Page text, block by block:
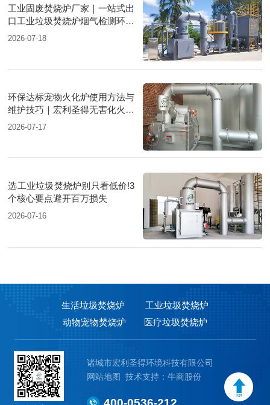
工业固废焚烧炉厂家｜一站式出
口工业垃圾焚烧炉烟气检测环保
达标
2026-07-18
环保达标宠物火化炉使用方法与
维护技巧｜宏利圣得无害化火化
设备科普
2026-07-17
选工业垃圾焚烧炉别只看低价!3
个核心要点避开百万损失
2026-07-16
生活垃圾焚烧炉
工业垃圾焚烧炉
动物宠物焚烧炉
医疗垃圾焚烧炉
诸城市宏利圣得环境科技有限公司
网站地图
技术支持：牛商股份